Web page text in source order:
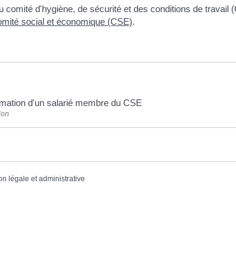
comité d'hygiène, de sécurité et des conditions de travail
social et économique (CSE).
d'un salarié membre du CSE
légale et administrative